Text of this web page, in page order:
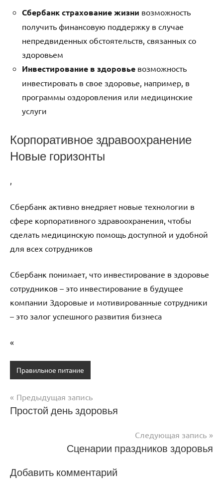
Сбербанк страхование жизни возможность
получить финансовую поддержку в случае
непредвиденных обстоятельств, связанных со
здоровьем
Инвестирование в здоровье возможность
инвестировать в свое здоровье, например, в
программы оздоровления или медицинские
услуги
Корпоративное здравоохранение
Новые горизонты
Сбербанк активно внедряет новые технологии в
сфере корпоративного здравоохранения, чтобы
сделать медицинскую помощь доступной и удобной
для всех сотрудников
Сбербанк понимает, что инвестирование в здоровье
сотрудников – это инвестирование в будущее
компании Здоровые и мотивированные сотрудники
– это залог успешного развития бизнеса
«
Правильное питание
Навигация
Предыдущая запись
Простой день здоровья
Следующая запись
Сценарии праздников здоровья
Добавить комментарий